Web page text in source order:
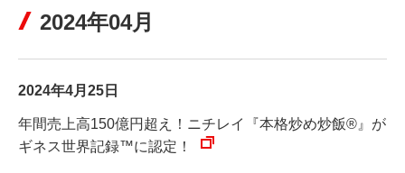
2024年04月
2024年4月25日
年間売上高150億円超え！ニチレイ『本格炒め炒飯®』が
ギネス世界記録™に認定！